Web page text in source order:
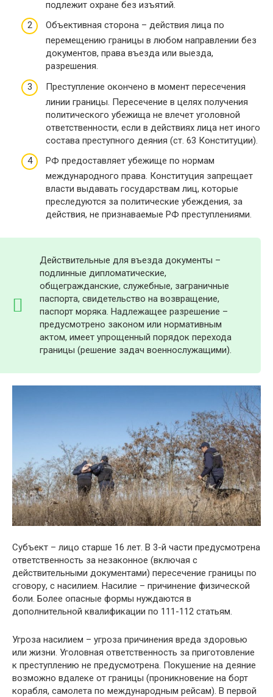
подлежит охране без изъятий.
Объективная сторона – действия лица по
перемещению границы в любом направлении без
документов, права въезда или выезда,
разрешения.
Преступление окончено в момент пересечения
линии границы. Пересечение в целях получения
политического убежища не влечет уголовной
ответственности, если в действиях лица нет иного
состава преступного деяния (ст. 63 Конституции).
РФ предоставляет убежище по нормам
международного права. Конституция запрещает
власти выдавать государствам лиц, которые
преследуются за политические убеждения, за
действия, не признаваемые РФ преступлениями.
Действительные для въезда документы –
подлинные дипломатические,
общегражданские, служебные, заграничные
паспорта, свидетельство на возвращение,
паспорт моряка. Надлежащее разрешение –
предусмотрено законом или нормативным
актом, имеет упрощенный порядок перехода
границы (решение задач военнослужащими).
Субъект – лицо старше 16 лет. В 3-й части предусмотрена
ответственность за незаконное (включая с
действительными документами) пересечение границы по
сговору, с насилием. Насилие – причинение физической
боли. Более опасные формы нуждаются в
дополнительной квалификации по 111-112 статьям.
Угроза насилием – угроза причинения вреда здоровью
или жизни. Уголовная ответственность за приготовление
к преступлению не предусмотрена. Покушение на деяние
возможно вдалеке от границы (проникновение на борт
корабля, самолета по международным рейсам). В первой